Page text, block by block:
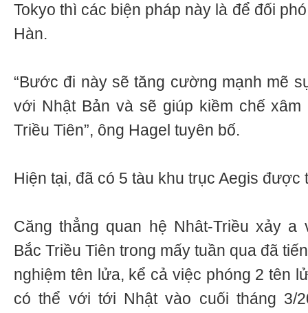
Tokyo thì các biện pháp này là để đối
Hàn.
“Bước đi này sẽ tăng cường mạnh mẽ
với Nhật Bản và sẽ giúp kiềm chế
Triều Tiên”, ông Hagel tuyên bố.
Hiện tại, đã có 5 tàu khu trục Aegis được
Căng thẳng quan hệ Nhât-Triều xảy a
Bắc Triều Tiên trong mấy tuần qua đã
nghiệm tên lửa, kể cả việc phóng 2 tên
có thể với tới Nhật vào cuối tháng 3/